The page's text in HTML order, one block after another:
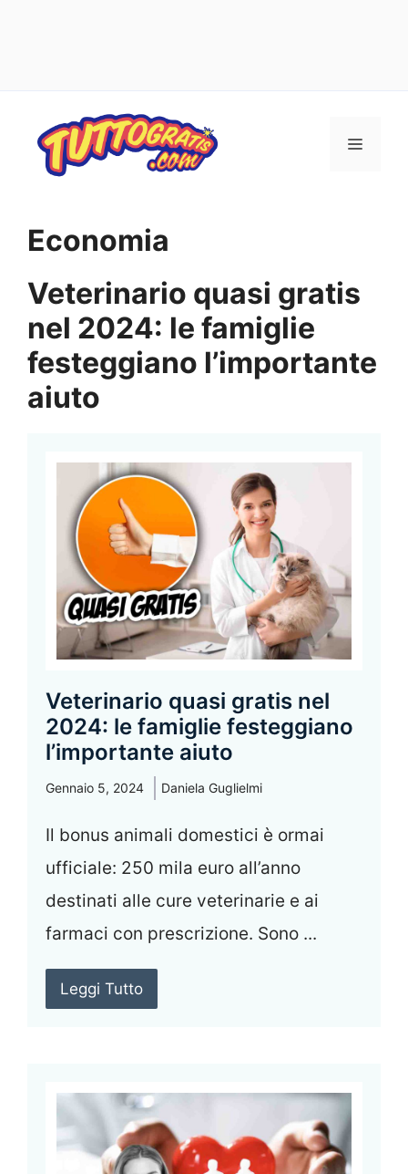
contenuto
Menu
Economia
Veterinario quasi gratis
nel 2024: le famiglie
festeggiano l’importante
aiuto
Veterinario quasi gratis nel
2024: le famiglie festeggiano
l’importante aiuto
Gennaio 5, 2024 Daniela Guglielmi
Il bonus animali domestici è ormai
ufficiale: 250 mila euro all’anno
destinati alle cure veterinarie e ai
farmaci con prescrizione. Sono ...
Leggi Tutto